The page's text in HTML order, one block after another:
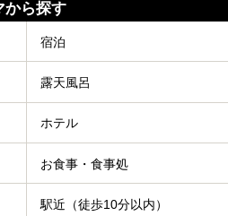
から探す
宿泊
露天風呂
ホテル
お食事・食事処
駅近（徒歩10分以内）